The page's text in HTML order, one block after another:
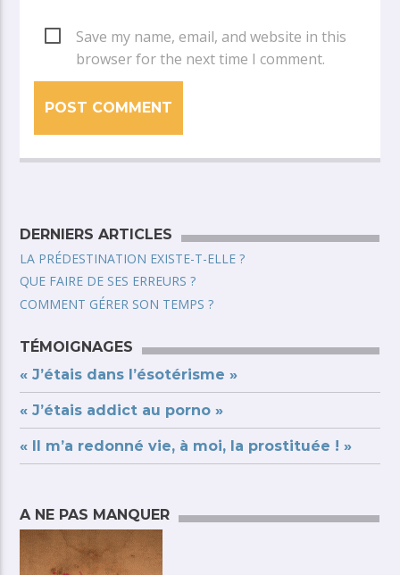
Save my name, email, and website in this
browser for the next time I comment.
DERNIERS ARTICLES
LA PRÉDESTINATION EXISTE-T-ELLE ?
QUE FAIRE DE SES ERREURS ?
COMMENT GÉRER SON TEMPS ?
TÉMOIGNAGES
« J’étais dans l’ésotérisme »
« J’étais addict au porno »
« Il m’a redonné vie, à moi, la prostituée ! »
A NE PAS MANQUER